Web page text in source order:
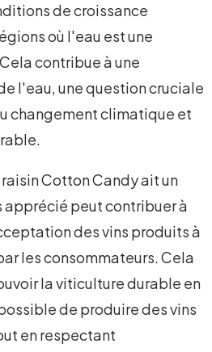
de croissance
où l'eau est une
contribue à une
l'eau, une question cruciale
changement climatique et
Cotton Candy ait un
apprécié peut contribuer à
des vins produits à
les consommateurs. Cela
la viticulture durable en
de produire des vins
en respectant